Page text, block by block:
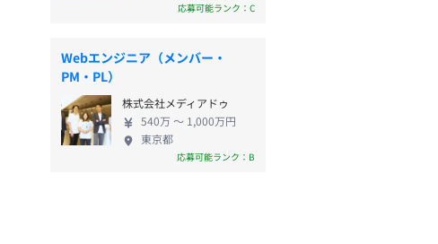
応募可能ランク：C
Webエンジニア（メンバー・
PM・PL）
株式会社メディアドゥ
540万 〜 1,000万円
東京都
応募可能ランク：B